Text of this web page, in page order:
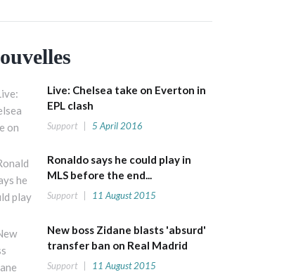
Live: Chelsea take on Everton in
EPL clash
Support 5 April 2016
Ronaldo says he could play in
MLS before the end...
Support 11 August 2015
New boss Zidane blasts 'absurd'
transfer ban on Real Madrid
Support 11 August 2015